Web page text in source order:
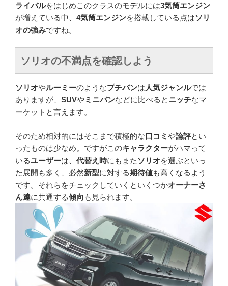
ライバルをはじめこのクラスのモデルには3気筒エンジン
が増えている中、 4気筒エンジンを搭載している点はソリ
オの強みですね。
ソリオの不満点を確認しよう
ソリオやルーミーのようなプチバンは人気ジャンルでは
ありますが、 SUVやミニバンなどに比べると ニッチなマ
ーケットと言えます。
そのため相対的にはそこまで積極的な口コミ や論評とい
ったものは少なめ。ですがこのキャラクターがハマって
いるユーザーは、 代替え時にもまた ソリオを選ぶといっ
た展開も多く、必然新型に対する期待値も高くなるよう
です。それらをチェックしていくといくつかオーナーさ
ん達に共通する傾向 も見られます。